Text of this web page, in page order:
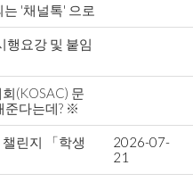
'채널톡' 으로
요강 및 붙임
(KOSAC) 문
준다는데? ※
린지 「학생
2026-07-
21